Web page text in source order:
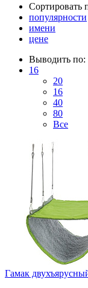
Сортировать
популярности
имени
цене
Выводить по:
16
20
16
40
80
Все
Гамак